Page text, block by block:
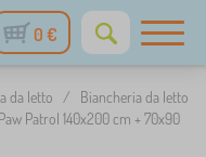
0 €
da letto /
Biancheria da letto
Patrol 140x200 cm + 70x90